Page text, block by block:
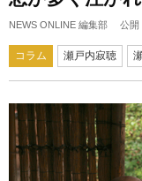
NEWS ONLINE 編集部 公開
コラム 瀬戸内寂聴